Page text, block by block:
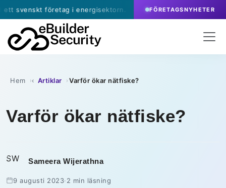
företag i energisektorn. · juli 9, 2026- eBuilder
FÖRETAGSNYHETER
Hem › Artiklar › Varför ökar nätfiske?
Varför ökar nätfiske?
SW Sameera Wijerathna
9 augusti 2023·2 min läsning